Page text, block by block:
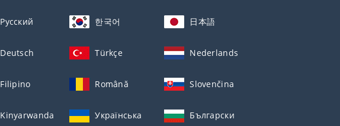
Русский 한국어 日本語
Deutsch Türkçe Nederlands
Filipino Română Slovenčina
Kinyarwanda Українська Български